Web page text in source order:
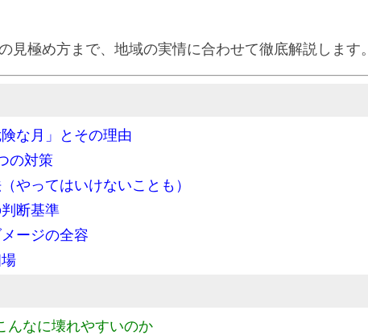
見極め方まで、地域の実情に合わせて徹底解説します。
な月」とその理由
の対策
やってはいけないことも）
断基準
ージの全容
んなに壊れやすいのか